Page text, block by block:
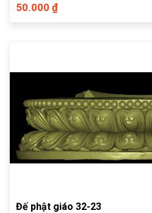
50.000 ₫
Đế phật giáo 32-23